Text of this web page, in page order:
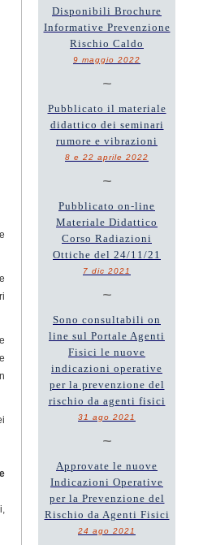
Disponibili Brochure
Informative Prevenzione
Rischio Caldo
9 maggio 2022
~
Pubblicato il materiale
didattico dei seminari
rumore e vibrazioni
8 e 22 aprile 2022
~
Pubblicato on-line
Materiale Didattico
Corso Radiazioni
Ottiche del 24/11/21
7 dic 2021
~
Sono consultabili on
line sul Portale Agenti
Fisici le nuove
indicazioni operative
per la prevenzione del
rischio da agenti fisici
31 ago 2021
~
Approvate le nuove
Indicazioni Operative
per la Prevenzione del
Rischio da Agenti Fisici
24 ago 2021